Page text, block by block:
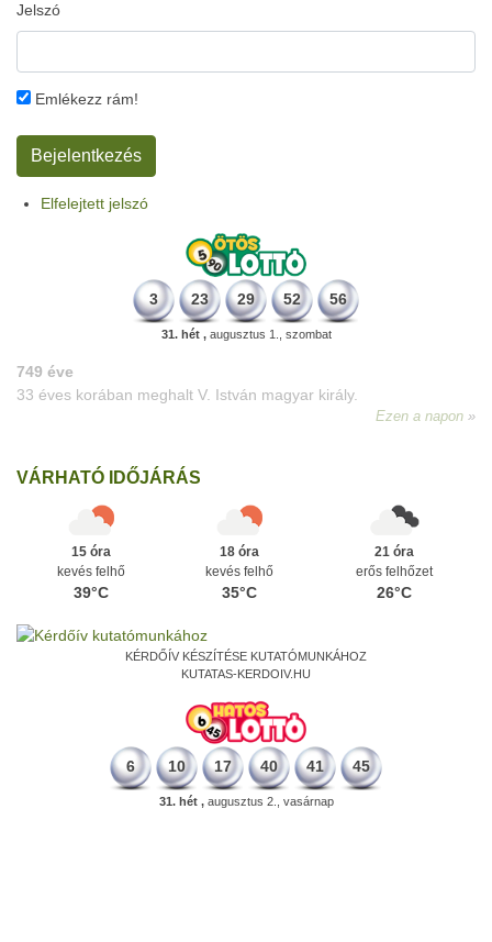
Jelszó
Emlékezz rám!
Elfelejtett jelszó
3 23 29 52 56
31. hét ,augusztus 1., szombat
VÁRHATÓ IDŐJÁRÁS
15 óra
kevés felhő
39°C
18 óra
kevés felhő
35°C
21 óra
erős felhőzet
26°C
KÉRDŐÍV KÉSZÍTÉSE KUTATÓMUNKÁHOZ
KUTATAS-KERDOIV.HU
6 10 17 40 41 45
31. hét ,augusztus 2., vasárnap